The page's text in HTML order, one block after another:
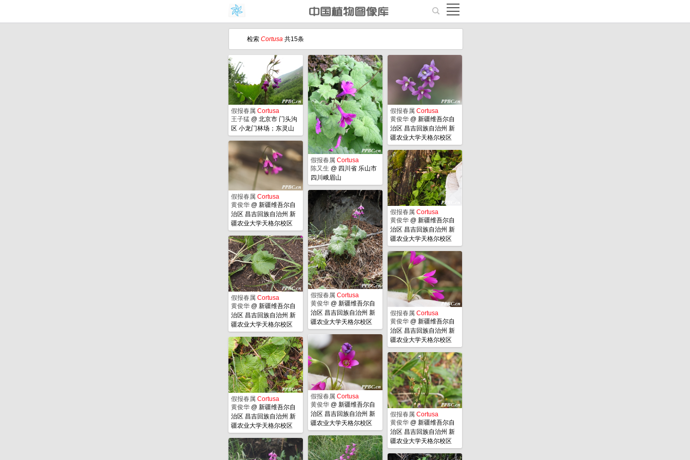
检索 Cortusa共15条
假报春属 Cortusa
王子猛 @北京市 门头沟
区 小龙门林场；东灵山
假报春属 Cortusa
陈又生 @四川省 乐山市
四川峨眉山
假报春属 Cortusa
黄俊华 @新疆维吾尔自
治区 昌吉回族自治州 新
疆农业大学天格尔校区
假报春属 Cortusa
黄俊华 @新疆维吾尔自
治区 昌吉回族自治州 新
疆农业大学天格尔校区
假报春属 Cortusa
黄俊华 @新疆维吾尔自
治区 昌吉回族自治州 新
疆农业大学天格尔校区
假报春属 Cortusa
黄俊华 @新疆维吾尔自
治区 昌吉回族自治州 新
疆农业大学天格尔校区
假报春属 Cortusa
黄俊华 @新疆维吾尔自
治区 昌吉回族自治州 新
疆农业大学天格尔校区
假报春属 Cortusa
黄俊华 @新疆维吾尔自
治区 昌吉回族自治州 新
疆农业大学天格尔校区
假报春属 Cortusa
黄俊华 @新疆维吾尔自
治区 昌吉回族自治州 新
疆农业大学天格尔校区
假报春属 Cortusa
黄俊华 @新疆维吾尔自
治区 昌吉回族自治州 新
疆农业大学天格尔校区
假报春属 Cortusa
黄俊华 @新疆维吾尔自
治区 昌吉回族自治州 新
疆农业大学天格尔校区